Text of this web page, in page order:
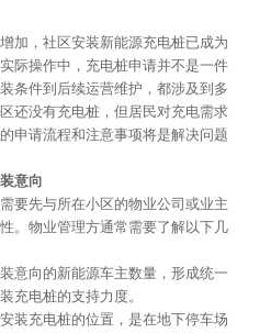
加，社区安装新能源充电桩已成为
际操作中，充电桩申请并不是一件
条件到后续运营维护，都涉及到多
还没有充电桩，但居民对充电需求
申请流程和注意事项将是解决问题
意向
要先与所在小区的物业公司或业主
。物业管理方通常需要了解以下几
意向的新能源车主数量，形成统一
充电桩的支持力度。
装充电桩的位置，是在地下停车场